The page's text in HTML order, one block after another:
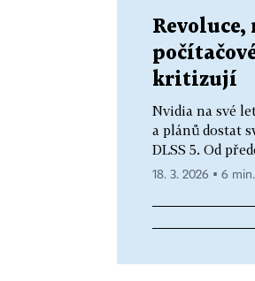
kritizují
Nvidia na své
a plánů dostat
DLSS 5. Od
18. 3. 2026 ▪ 6